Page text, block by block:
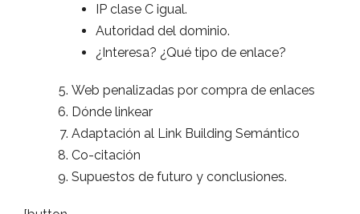
IP clase C igual.
Autoridad del dominio.
¿Interesa? ¿Qué tipo de enlace?
Web penalizadas por compra de enlaces
Dónde linkear
Adaptación al Link Building Semántico
Co-citación
Supuestos de futuro y conclusiones.